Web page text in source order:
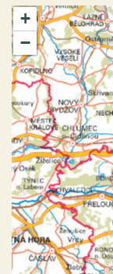
+
−